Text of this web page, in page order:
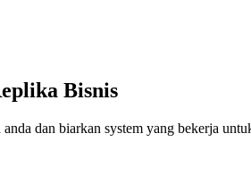
Bisnis
dan biarkan system yang bekerja